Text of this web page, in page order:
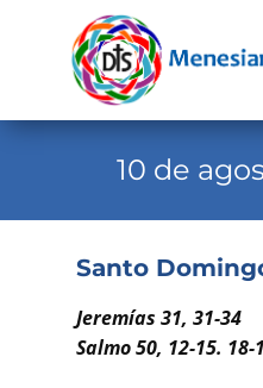
Evangelio
Familia Menesiana
10 de
Santo
Jeremías 31, 31-34
Salmo 50, 12-15. 18-